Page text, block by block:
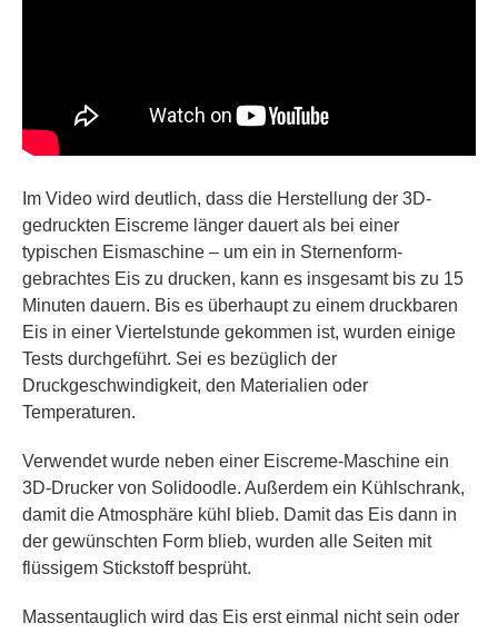
Im Video wird deutlich, dass die Herstellung der 3D-
gedruckten Eiscreme länger dauert als bei einer
typischen Eismaschine – um ein in Sternenform-
gebrachtes Eis zu drucken, kann es insgesamt bis zu 15
Minuten dauern. Bis es überhaupt zu einem druckbaren
Eis in einer Viertelstunde gekommen ist, wurden einige
Tests durchgeführt. Sei es bezüglich der
Druckgeschwindigkeit, den Materialien oder
Temperaturen.
Verwendet wurde neben einer Eiscreme-Maschine ein
3D-Drucker von Solidoodle. Außerdem ein Kühlschrank,
damit die Atmosphäre kühl blieb. Damit das Eis dann in
der gewünschten Form blieb, wurden alle Seiten mit
flüssigem Stickstoff besprüht.
Massentauglich wird das Eis erst einmal nicht sein oder